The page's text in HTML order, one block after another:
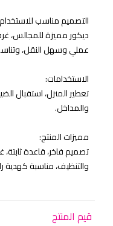
التصميم مناسب
ديكور مميزة للمجالس،
عملي وسهل النقل،
الاستخدامات:
تعطير المنزل، استقبال
والمداخل.
مميزات المنتج:
تصميم فاخر، قاعدة
والتنظيف، مناسبة
قيم المنتج